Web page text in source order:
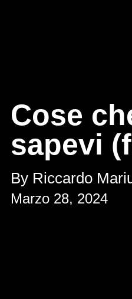
Cose
sapevi
By Riccardo
Marzo 28, 2024